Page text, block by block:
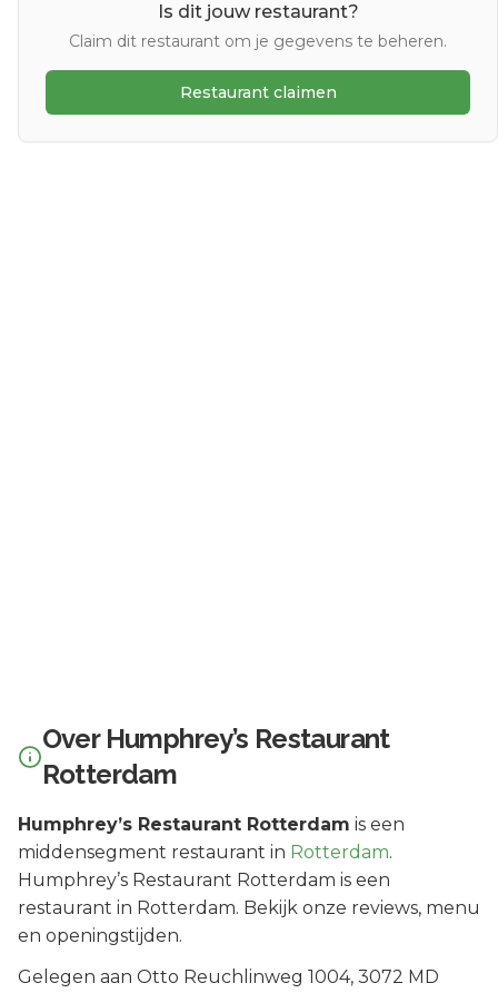
Is dit jouw restaurant?
Claim dit restaurant om je gegevens te beheren.
Restaurant claimen
Over Humphrey’s Restaurant
Rotterdam
Humphrey’s Restaurant Rotterdam is een
middensegment restaurant in Rotterdam.
Humphrey’s Restaurant Rotterdam is een
restaurant in Rotterdam. Bekijk onze reviews, menu
en openingstijden.
Gelegen aan Otto Reuchlinweg 1004, 3072 MD